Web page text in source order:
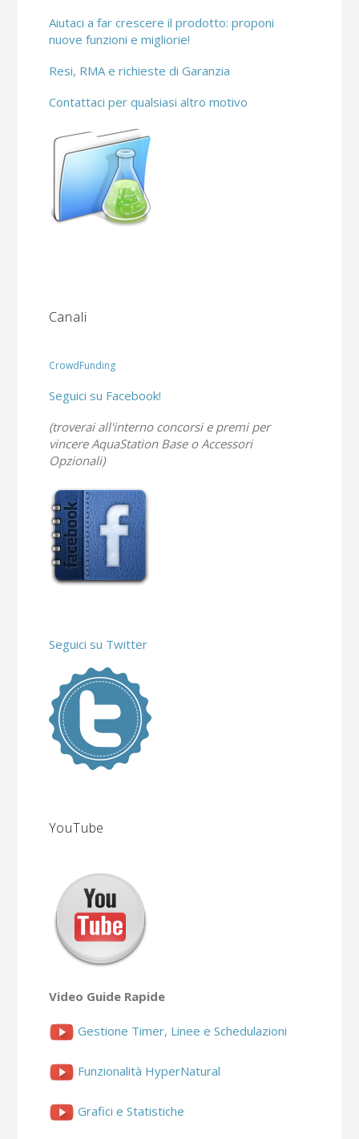
Aiutaci a far crescere il prodotto: proponi
nuove funzioni e migliorie!
Resi, RMA e richieste di Garanzia
Contattaci per qualsiasi altro motivo
Canali
CrowdFunding
Seguici su Facebook!
(troverai all'interno concorsi e premi per
vincere AquaStation Base o Accessori
Opzionali)
Seguici su Twitter
YouTube
Video Guide Rapide
Gestione Timer, Linee e Schedulazioni
Funzionalità HyperNatural
Grafici e Statistiche